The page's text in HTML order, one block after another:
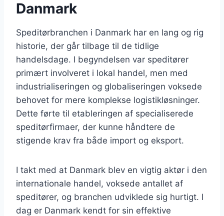
Danmark
Speditørbranchen i Danmark har en lang og rig
historie, der går tilbage til de tidlige
handelsdage. I begyndelsen var speditører
primært involveret i lokal handel, men med
industrialiseringen og globaliseringen voksede
behovet for mere komplekse logistikløsninger.
Dette førte til etableringen af specialiserede
speditørfirmaer, der kunne håndtere de
stigende krav fra både import og eksport.
I takt med at Danmark blev en vigtig aktør i den
internationale handel, voksede antallet af
speditører, og branchen udviklede sig hurtigt. I
dag er Danmark kendt for sin effektive